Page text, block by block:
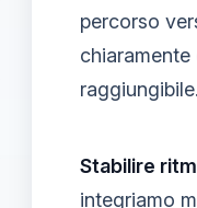
percorso
raggiungibile.
Stabilire
integriamo